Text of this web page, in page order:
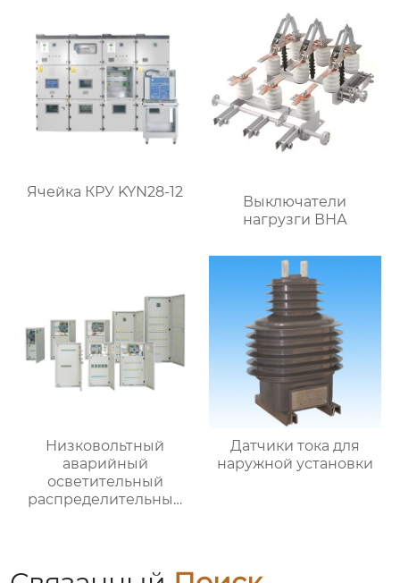
Ячейка КРУ KYN28-12
Выключатели
нагрузги ВНА
Низковольтный
аварийный
осветительный
распределительный
Датчики тока для
наружной установки